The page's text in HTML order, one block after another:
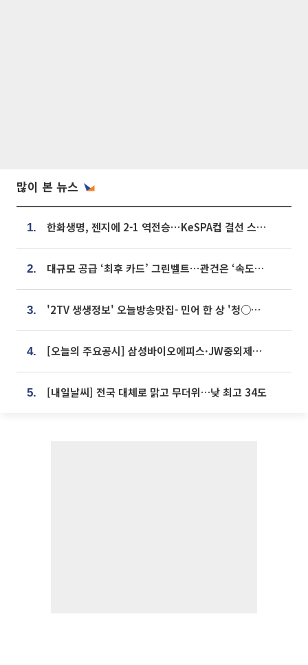
많이 본 뉴스
1. 한화생명, 젠지에 2-1 역전승⋯KeSPA컵 결선 스테이지 2 직행
2. 대규모 공급 ‘최후 카드’ 그린벨트⋯관건은 ‘속도’ [주택공급 승부수의 조건]
3. '2TV 생생정보' 오늘방송맛집- 민어 한 상 '청○○○' vs 전복 한 상 '명○'
4. [오늘의 주요공시] 삼성바이오에피스·JW중외제약·한미반도체·SK바이오사이언스 등
5. [내일날씨] 전국 대체로 맑고 무더위…낮 최고 34도